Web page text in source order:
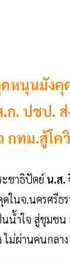
หนุนมังคุ
. ปชป.
ทม.สู้โค
ชาธิปัตย์ น.ส.
ในจ.นครศรี
นน้ำใจ สู่ชุมชน
ไม่ผ่านคนกล